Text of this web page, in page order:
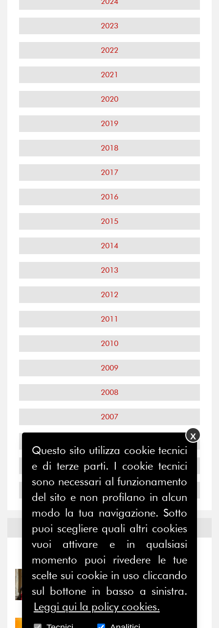
2023
2022
2021
2020
2019
2018
2017
2016
2015
2014
2013
2012
2011
2010
2009
2008
2007
2005
Notizie edEventi
Notizie Eventi
31/07/2026
Prima della pausa estiva,
il valore di...
Questo sito utilizza cookie tecnici
e di terze parti. I cookie tecnici
sono necessari al funzionamento
del sito e non profilano in alcun
modo la tua navigazione. Sotto
puoi scegliere quali altri cookies
vuoi attivare e in qualsiasi
momento puoi rivedere le tue
scelte sui cookie in uso cliccando
sul bottone in basso a sinistra.
Leggi qui la policy cookies.
X